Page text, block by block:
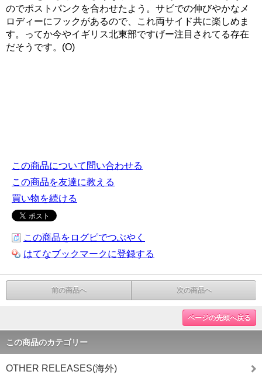
のでポストパンクを合わせたよう。サビでの伸びやかなメ
ロディーにフックがあるので、これ両サイド共に楽しめま
す。ってか今やイギリス北東部ですげー注目されてる存在
だそうです。(O)
この商品について問い合わせる
この商品を友達に教える
買い物を続ける
この商品をログピでつぶやく
はてなブックマークに登録する
前の商品へ 次の商品へ
ページの先頭へ戻る
この商品のカテゴリー
OTHER RELEASES(海外)